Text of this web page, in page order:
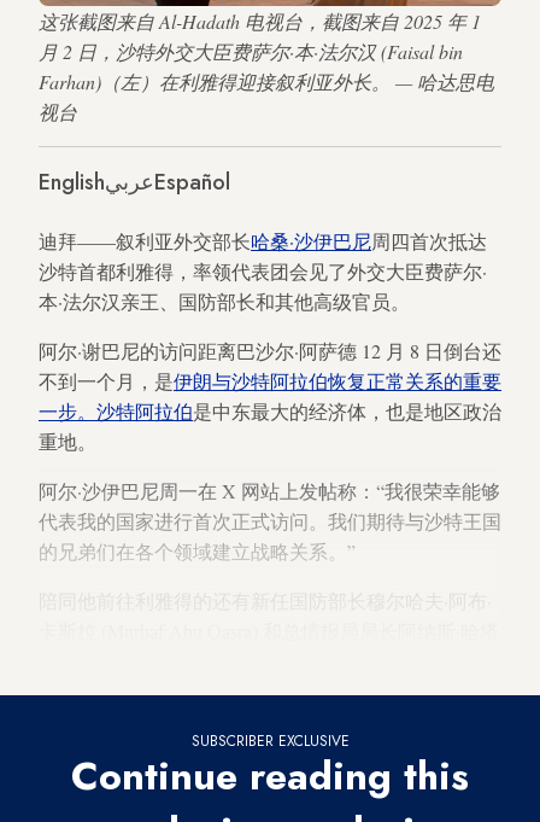
这张截图来自 Al-Hadath 电视台，截图来自 2025 年 1
月 2 日，沙特外交大臣费萨尔·本·法尔汉 (Faisal bin
Farhan)（左）在利雅得迎接叙利亚外长。 — 哈达思电
视台
EnglishعربيEspañol
迪拜——叙利亚外交部长哈桑·沙伊巴尼周四首次抵达
沙特首都利雅得，率领代表团会见了外交大臣费萨尔·
本·法尔汉亲王、国防部长和其他高级官员。
阿尔·谢巴尼的访问距离巴沙尔·阿萨德 12 月 8 日倒台还
不到一个月，是伊朗与沙特阿拉伯恢复正常关系的重要
一步。沙特阿拉伯是中东最大的经济体，也是地区政治
重地。
阿尔·沙伊巴尼周一在 X 网站上发帖称：“我很荣幸能够
代表我的国家进行首次正式访问。我们期待与沙特王国
的兄弟们在各个领域建立战略关系。”
SUBSCRIBER EXCLUSIVE
Continue reading this